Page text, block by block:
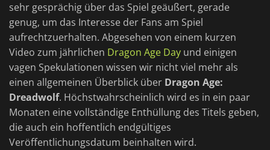
sehr gesprächig über das Spiel geäußert, gerade
genug, um das Interesse der Fans am Spiel
aufrechtzuerhalten. Abgesehen von einem kurzen
Video zum jährlichen Dragon Age Day und einigen
vagen Spekulationen wissen wir nicht viel mehr als
einen allgemeinen Überblick über Dragon Age:
Dreadwolf. Höchstwahrscheinlich wird es in ein paar
Monaten eine vollständige Enthüllung des Titels geben,
die auch ein hoffentlich endgültiges
Veröffentlichungsdatum beinhalten wird.